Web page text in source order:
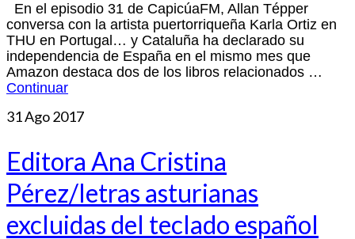
En el episodio 31 de CapicúaFM, Allan Tépper
conversa con la artista puertorriqueña Karla Ortiz en
THU en Portugal… y Cataluña ha declarado su
independencia de España en el mismo mes que
Amazon destaca dos de los libros relacionados …
Continuar
31Ago 2017
Editora Ana Cristina
Pérez/letras asturianas
excluidas del teclado español